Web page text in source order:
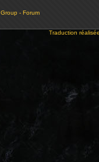
- Forum
Traduction